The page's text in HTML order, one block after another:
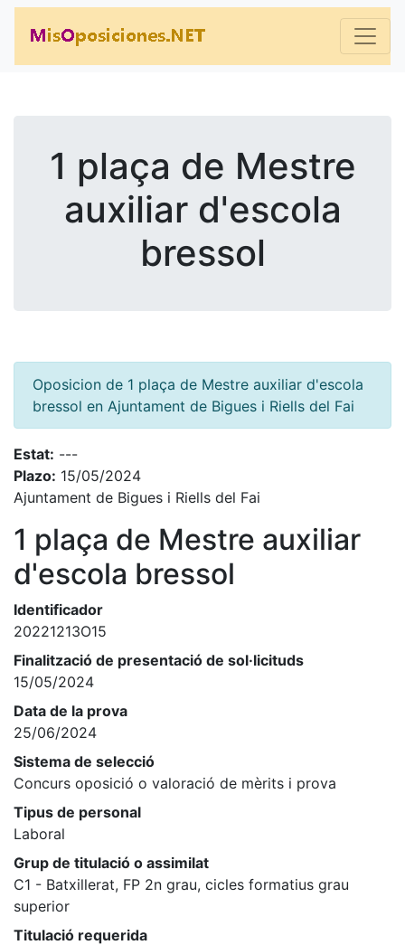
1 plaça de Mestre
auxiliar d'escola
bressol
Oposicion de 1 plaça de Mestre auxiliar d'escola
bressol en Ajuntament de Bigues i Riells del Fai
Estat: ---
Plazo: 15/05/2024
Ajuntament de Bigues i Riells del Fai
1 plaça de Mestre auxiliar
d'escola bressol
Identificador
20221213O15
Finalització de presentació de sol·licituds
15/05/2024
Data de la prova
25/06/2024
Sistema de selecció
Concurs oposició o valoració de mèrits i prova
Tipus de personal
Laboral
Grup de titulació o assimilat
C1 - Batxillerat, FP 2n grau, cicles formatius grau
superior
Titulació requerida